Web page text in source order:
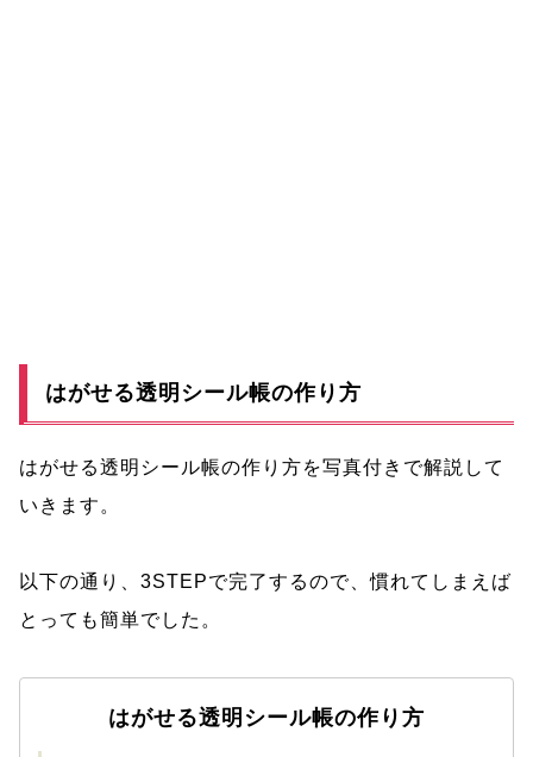
はがせる透明シール帳の作り方
はがせる透明シール帳の作り方を写真付きで解説して
いきます。
以下の通り、3STEPで完了するので、慣れてしまえば
とっても簡単でした。
はがせる透明シール帳の作り方